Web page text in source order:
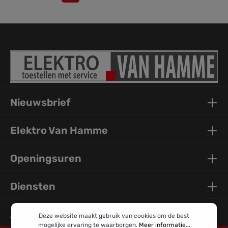
spoelbak JaKraanwerkbank neeVentielset inclusief
JaLediging ManueelSifon inclusief JaAantal kraangaten 4 -
voorgeboordUItsparing zeepverdeler Nee (114.0607.126)
Nieuwsbrief
Elektro Van Hamme
Openingsuren
Diensten
Algemene Info
Deze website maakt gebruik van cookies om de best
mogelijke ervaring te waarborgen. Meer informatie...